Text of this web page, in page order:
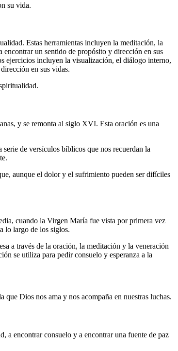
su vida.
Estas herramientas incluyen la meditación, la
un sentido de propósito y dirección en sus
ejercicios incluyen la visualización, el diálogo interno,
en sus vidas.
y se remonta al siglo XVI. Esta oración es una
de versículos bíblicos que nos recuerdan la
aunque el dolor y el sufrimiento pueden ser difíciles
cuando la Virgen María fue vista por primera vez
lo largo de los siglos.
a través de la oración, la meditación y la veneración
se utiliza para pedir consuelo y esperanza a la
Dios nos ama y nos acompaña en nuestras luchas.
a encontrar consuelo y a encontrar una fuente de paz